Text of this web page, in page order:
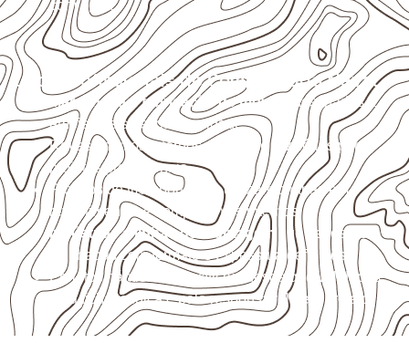
com água.
Usos profissionais do Compensado Naval
Marcenaria e fabricação de móveis
destinados a
ambientes sujeitos à umidade.
Revestimentos internos, painéis e divisórias para
projetos profissionais.
Projetos de transporte que utilizam chapas em
revestimentos e componentes internos.
Indústrias e linhas de montagem
que necessitam
de chapas com formato e espessura definidos.
Projetos náuticos específicos, desde que validados
pela ficha técnica e pelo responsável pelo projeto.